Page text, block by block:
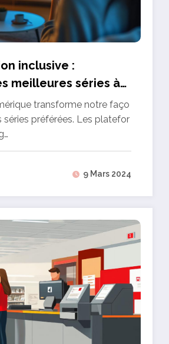
inclusive :
meilleures séries à
téléviseur
transforme notre faço
séries préférées. Les platefor
9 Mars 2024